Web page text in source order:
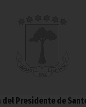
Presidente de